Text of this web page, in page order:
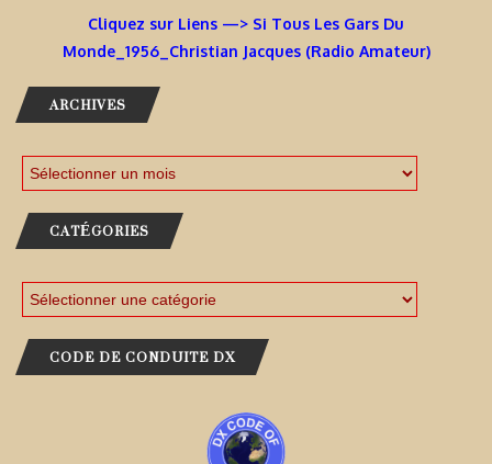
Cliquez sur Liens —> Si Tous Les Gars Du
Monde_1956_Christian Jacques (Radio Amateur)
ARCHIVES
CATÉGORIES
CODE DE CONDUITE DX